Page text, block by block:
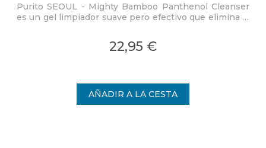
Purito SEOUL - Mighty Bamboo Panthenol Cleanser
es un gel limpiador suave pero efectivo que elimina la
22,95 €